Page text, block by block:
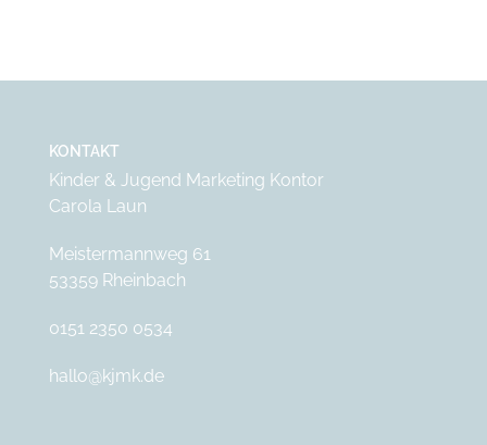
KONTAKT
Kinder & Jugend Marketing Kontor
Carola Laun
Meistermannweg 61
53359 Rheinbach
0151 2350 0534
hallo@kjmk.de